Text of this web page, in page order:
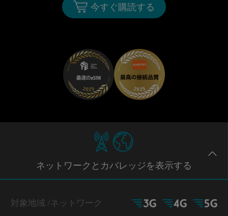
今すぐ購読する
ネットワークとカバレッジを表示する
対象地域 /ネットワーク